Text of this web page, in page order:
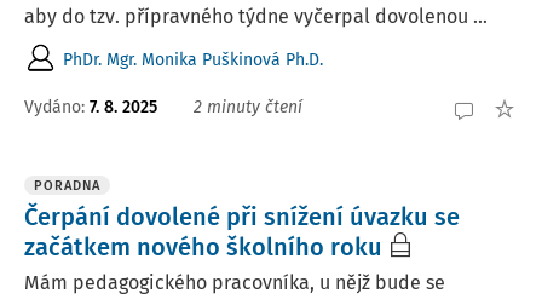
aby do tzv. přípravného týdne vyčerpal dovolenou ...
PhDr. Mgr. Monika Puškinová Ph.D.
Vydáno: 7. 8. 2025 2 minuty čtení
PORADNA
Čerpání dovolené při snížení úvazku se
začátkem nového školního roku
Mám pedagogického pracovníka, u nějž bude se